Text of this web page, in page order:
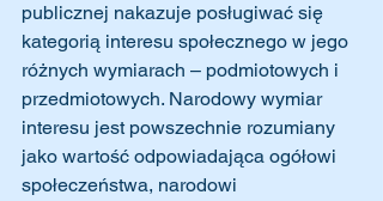
publicznej nakazuje posługiwać się
kategorią interesu społecznego w jego
różnych wymiarach – podmiotowych i
przedmiotowych. Narodowy wymiar
interesu jest powszechnie rozumiany
jako wartość odpowiadająca ogółowi
społeczeństwa, narodowi